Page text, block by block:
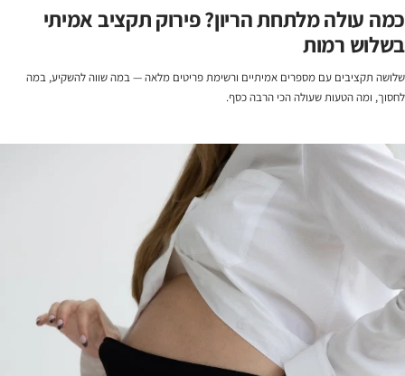
כמה עולה מלתחת הריון? פירוק תקציב אמיתי
בשלוש רמות
שלושה תקציבים עם מספרים אמיתיים ורשימת פריטים מלאה — במה שווה להשקיע, במה
לחסוך, ומה הטעות שעולה הכי הרבה כסף.